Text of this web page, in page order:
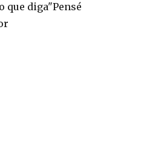
que diga"Pensé